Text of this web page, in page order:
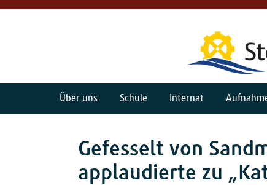
Über uns Schule Internat
Gefesselt von
applaudierte zu